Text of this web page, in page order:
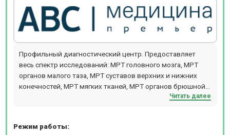
Профильный диагностический центр. Предоставляет
весь спектр исследований: МРТ головного мозга, МРТ
органов малого таза, МРТ суставов верхних и нижних
конечностей, МРТ мягких тканей, МРТ органов брюшной
полости. Также проводят комплексную диагностику: МРТ
онкологии и метастаз у мужчин (ТОЛЬКО НОЧЬ), МРТ
Читать далее
Режим работы: